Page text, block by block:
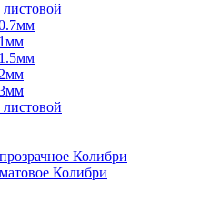
Колибри
Колибри